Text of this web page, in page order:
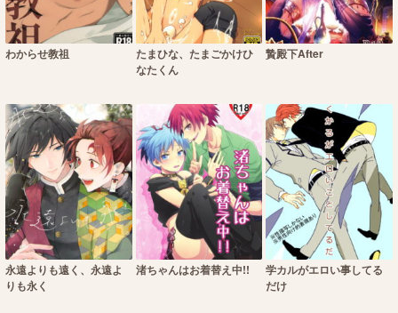
わからせ教祖
たまひな、たまごかけひ
なたくん
贄殿下After
永遠よりも遠く、永遠よ
りも永く
渚ちゃんはお着替え中!!
学カルがエロい事してる
だけ